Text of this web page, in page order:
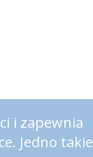
i zapewnia
Jedno takie